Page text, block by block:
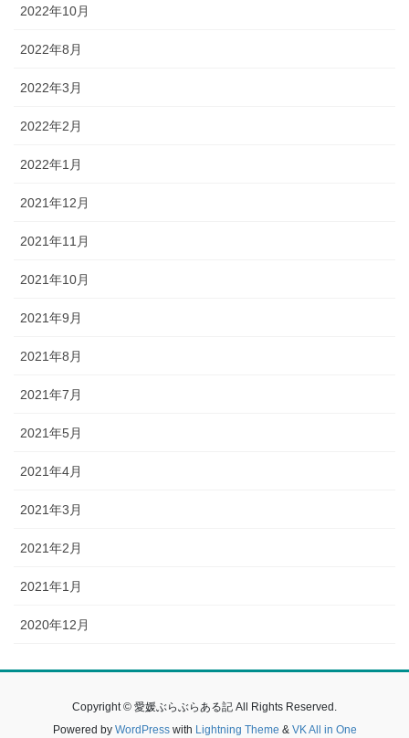
2022年10月
2022年8月
2022年3月
2022年2月
2022年1月
2021年12月
2021年11月
2021年10月
2021年9月
2021年8月
2021年7月
2021年5月
2021年4月
2021年3月
2021年2月
2021年1月
2020年12月
Copyright © 愛媛ぶらぶらある記 All Rights Reserved.
Powered by WordPresswith Lightning Theme & VK All in One